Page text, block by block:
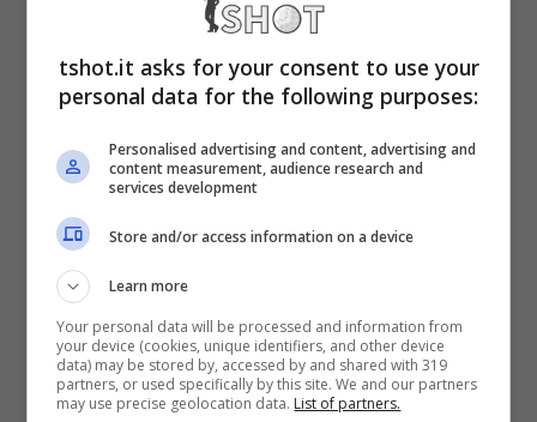
rischia di compromettere il suo futuro in
nerazzurro.
Si avvicina, infatti,la scadenza del prestito
con Oaktree. Il 10 febbraio mancheranno
100 giorni, ecco perché Zhang ha bisogno
di nuovi capitali per restituire oltre 300 milioni
di dollari (interessi compresi) al fondo
statunitense. Il maxi prestito fu richiesto dalla
proprietà cinese nel maggio 2021, adesso il
tshot.it asks for your consent to use your
personal data for the following purposes:
Personalised advertising and content, advertising and
content measurement, audience research and
services development
Store and/or access information on a device
Learn more
Your personal data will be processed and information from
your device (cookies, unique identifiers, and other device
data) may be stored by, accessed by and shared with 319
partners, or used specifically by this site. We and our partners
may use precise geolocation data. List of partners.